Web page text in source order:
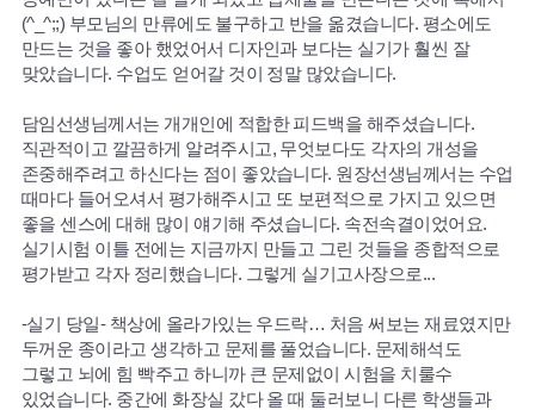
(^_^;;) 부모님의 만류에도 불구하고 반을 옮겼습니다. 평소에도
만드는 것을 좋아 했었어서 디자인과 보다는 실기가 훨씬 잘
맞았습니다. 수업도 얻어갈 것이 정말 많았습니다.
담임선생님께서는 개개인에 적합한 피드백을 해주셨습니다.
직관적이고 깔끔하게 알려주시고, 무엇보다도 각자의 개성을
존중해주려고 하신다는 점이 좋았습니다. 원장선생님께서는 수업
때마다 들어오셔서 평가해주시고 또 보편적으로 가지고 있으면
좋을 센스에 대해 많이 얘기해 주셨습니다. 속전속결이었어요.
실기시험 이틀 전에는 지금까지 만들고 그린 것들을 종합적으로
평가받고 각자 정리했습니다. 그렇게 실기고사장으로...
-실기 당일- 책상에 올라가있는 우드락… 처음 써보는 재료였지만
두꺼운 종이라고 생각하고 문제를 풀었습니다. 문제해석도
그렇고 뇌에 힘 빡주고 하니까 큰 문제없이 시험을 치룰수
있었습니다. 중간에 화장실 갔다 올 때 둘러보니 다른 학생들과